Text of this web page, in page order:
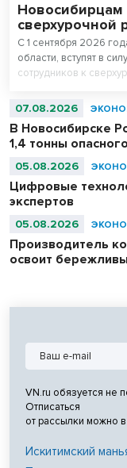
сверхурочной
С 1 сентября 2026
области, вступят в
сотрудников к
07.08.2026
В Новосибирске
1,4 тонны
05.08.2026
Цифровые
экспертов
05.08.2026
Производитель
освоит
VN.ru обязуется не
Отписаться
от рассылки можно
Искитимский